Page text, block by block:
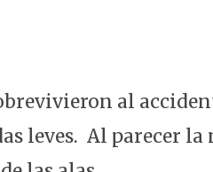
al
leves. Al parecer la